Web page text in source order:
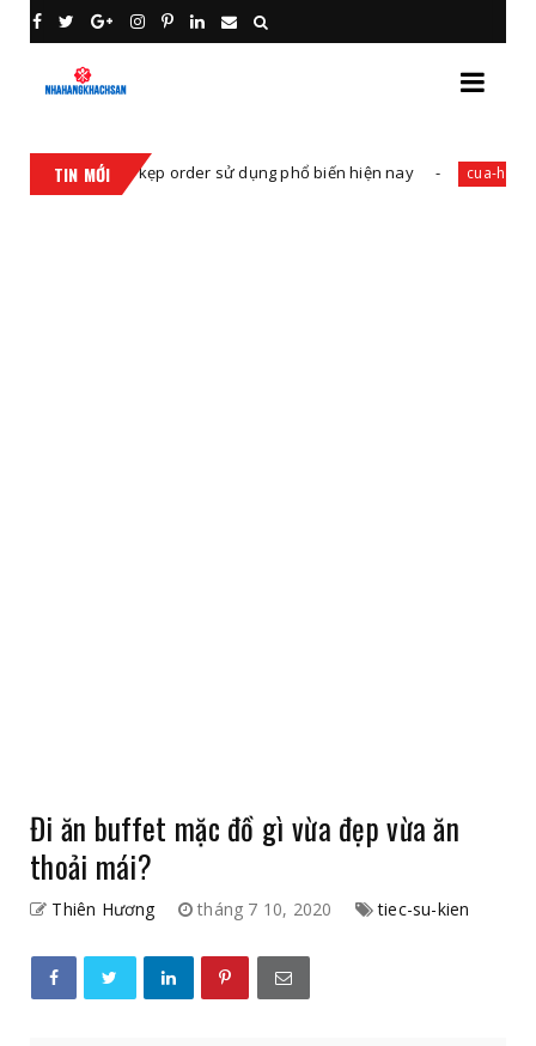
TIN MỚI
kẹp order sử dụng phổ biến hiện nay cua-hang-thiet-bi-
Đi ăn buffet mặc đồ gì vừa đẹp vừa ăn
thoải mái?
Thiên Hương tháng 7 10, 2020 tiec-su-kien